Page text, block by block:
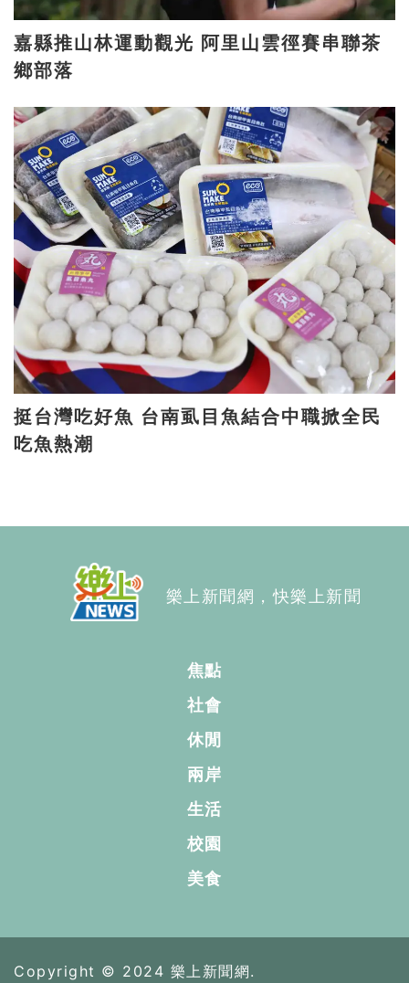
嘉縣推山林運動觀光 阿里山雲徑賽串聯茶
鄉部落
挺台灣吃好魚 台南虱目魚結合中職掀全民
吃魚熱潮
樂上新聞網，快樂上新聞
焦點
社會
休閒
兩岸
生活
校園
美食
Copyright © 2024 樂上新聞網.